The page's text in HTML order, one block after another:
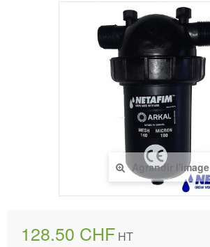
Agrandir l'image
128.50 CHF HT